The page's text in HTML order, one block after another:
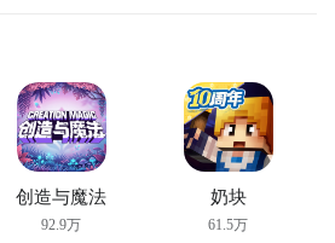
九游APP
刷好游 上九游
创造与魔法
92.9万
奶块
61.5万